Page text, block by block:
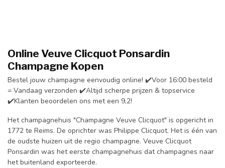
Online Veuve Clicquot Ponsardin
Champagne Kopen
Bestel jouw champagne eenvoudig online! ✔️Voor 16:00 besteld
= Vandaag verzonden ✔️Altijd scherpe prijzen & topservice
✔️Klanten beoordelen ons met een 9,2!
Het champagnehuis "Champagne Veuve Clicquot" is opgericht in
1772 te Reims. De oprichter was Philippe Clicquot. Het is één van
de oudste huizen uit de regio champagne. Veuve Clicquot
Ponsardin was het eerste champagnehuis dat champagnes naar
het buitenland exporteerde.